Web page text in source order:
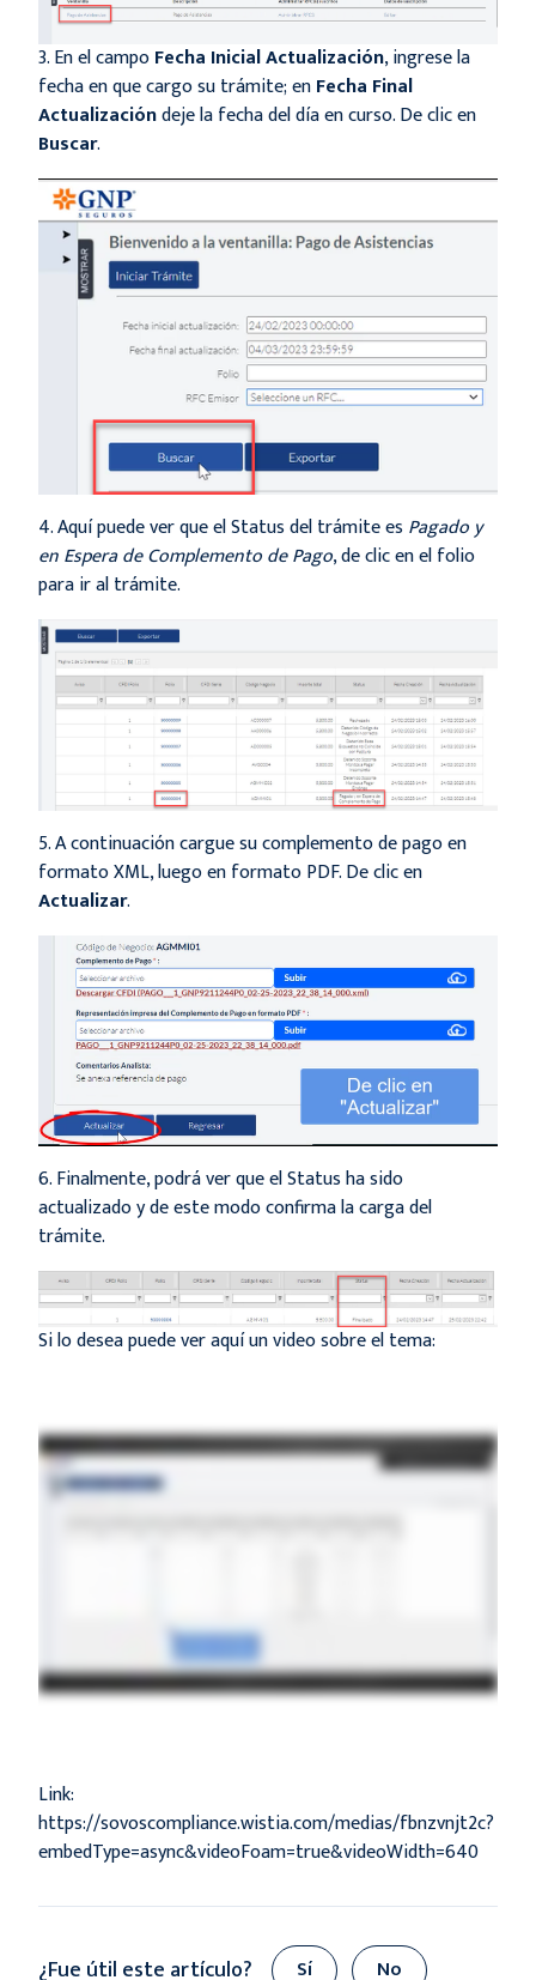
3. En el campoFecha Inicial Actualización, ingrese la
fecha en que cargo su trámite; enFecha Final
Actualizacióndeje la fecha del día en curso. De clic en
Buscar.
4. Aquí puede ver que el Status del trámite es Pagado y
en Espera de Complemento de Pago, de clic en el folio
para ir al trámite.
5. A continuación cargue su complemento de pago en
formato XML, luego en formato PDF. De clic en
Actualizar.
6. Finalmente, podrá ver que el Status ha sido
actualizado y de este modo confirma la carga del
trámite.
Si lo desea puede ver aquí un video sobre el tema:
Link:
https://sovoscompliance.wistia.com/medias/fbnzvnjt2c?
embedType=async&videoFoam=true&videoWidth=640
¿Fue útil este artículo? Sí No